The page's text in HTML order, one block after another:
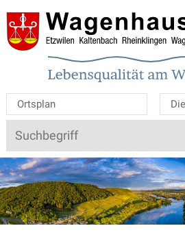
Navigieren in der
Schnellnavigation
Mobile Hauptnavigation
Ortsplan
Suchbegriff